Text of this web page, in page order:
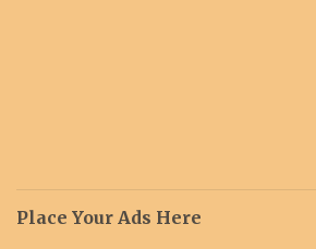
Place Your Ads Here